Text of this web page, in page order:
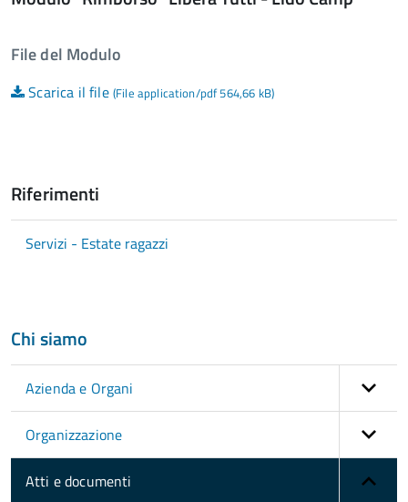
File del Modulo
Scarica il file (File application/pdf 564,66 kB)
Riferimenti
Servizi - Estate ragazzi
Chi siamo
Azienda e Organi
Organizzazione
Atti e documenti